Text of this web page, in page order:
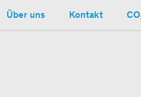
Über uns Kontakt